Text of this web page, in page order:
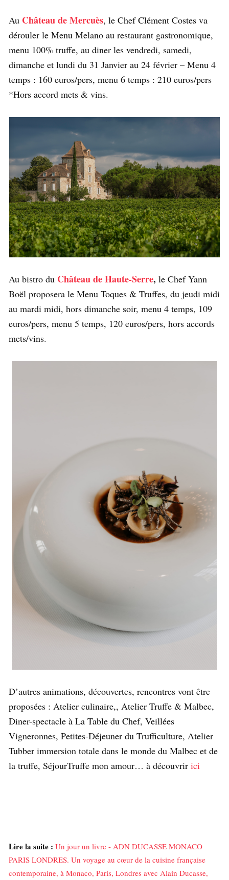
Au Château de Mercuès, le Chef Clément Costes va
dérouler le Menu Melano au restaurant gastronomique,
menu 100% truffe, au diner les vendredi, samedi,
dimanche et lundi du 31 Janvier au 24 février – Menu 4
temps : 160 euros/pers, menu 6 temps : 210 euros/pers
*Hors accord mets & vins.
Au bistro du Château de Haute-Serre, le Chef Yann
Boël proposera le Menu Toques & Truffes, du jeudi midi
au mardi midi, hors dimanche soir, menu 4 temps, 109
euros/pers, menu 5 temps, 120 euros/pers, hors accords
mets/vins.
D’autres animations, découvertes, rencontres vont être
proposées : Atelier culinaire,, Atelier Truffe & Malbec,
Diner-spectacle à La Table du Chef, Veillées
Vigneronnes, Petites-Déjeuner du Trufficulture, Atelier
Tubber immersion totale dans le monde du Malbec et de
la truffe, SéjourTruffe mon amour… à découvrir ici
Lire la suite : Un jour un livre - ADN DUCASSE MONACO
PARIS LONDRES. Un voyage au cœur de la cuisine française
contemporaine, à Monaco, Paris, Londres avec Alain Ducasse,